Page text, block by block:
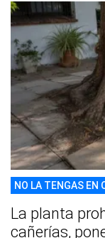
NO LA TENGAS EN
La planta
cañerías,